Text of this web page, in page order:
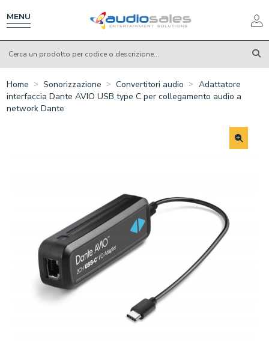
contenuto
principale
MENU
Home Sonorizzazione Convertitori audio
Adattatore
interfaccia Dante AVIO USB type C per collegamento audio a
network Dante